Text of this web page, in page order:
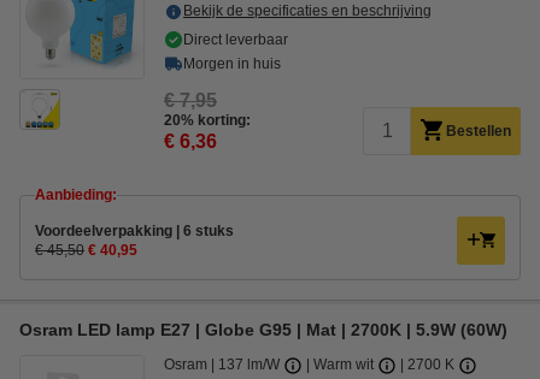
Bekijk de specificaties en beschrijving
Direct leverbaar
Morgen in huis
€ 7,95
20% korting:
€ 6,36 Bestellen
Aanbieding:
Voordeelverpakking | 6 stuks
€ 45,50 € 40,95
Osram LED lamp E27 | Globe G95 | Mat | 2700K | 5.9W (60W)
Osram 137 lm/W Warm wit 2700 K